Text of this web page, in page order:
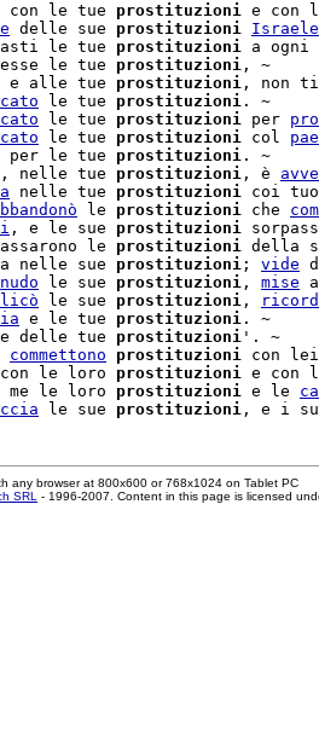
con le tue prostituzioni e con
delle sue prostituzioni Israele
le tue prostituzioni a ogni
le tue prostituzioni , ~
e alle tue prostituzioni , non
le tue prostituzioni . ~
le tue prostituzioni per
le tue prostituzioni col
per le tue prostituzioni
nelle tue prostituzioni , è
nelle tue prostituzioni coi
le prostituzioni che
, e le sue prostituzioni
le prostituzioni della
nelle sue prostituzioni ; vide
nudo le sue prostituzioni , mise a
le sue prostituzioni ,
e le tue prostituzioni . ~
e delle tue prostituzioni
commettono prostituzioni con
con le loro prostituzioni e con
me le loro prostituzioni e le
le sue prostituzioni , e i
any browser at 800x600 or 768x1024 on Tablet PC
SRL - 1996-2007. Content in this page is licensed